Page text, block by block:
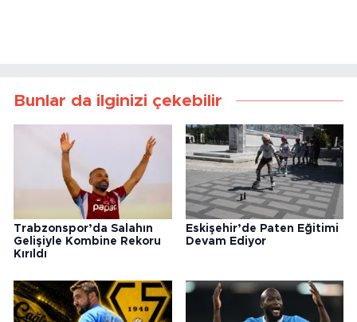
Bunlar da ilginizi çekebilir
Trabzonspor’da Salahın
Gelişiyle Kombine Rekoru
Kırıldı
Eskişehir’de Paten Eğitimi
Devam Ediyor